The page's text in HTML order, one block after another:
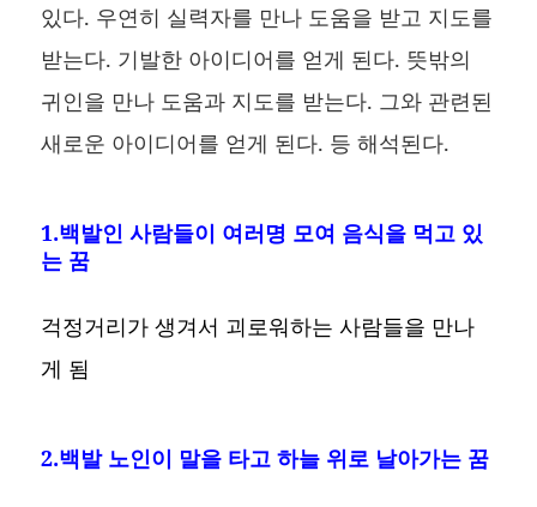
있다. 우연히 실력자를 만나 도움을 받고 지도를
받는다. 기발한 아이디어를 얻게 된다. 뜻밖의
귀인을 만나 도움과 지도를 받는다. 그와 관련된
새로운 아이디어를 얻게 된다. 등 해석된다.
1.백발인 사람들이 여러명 모여 음식을 먹고 있
는 꿈
걱정거리가 생겨서 괴로워하는 사람들을 만나
게 됨
2.백발 노인이 말을 타고 하늘 위로 날아가는 꿈